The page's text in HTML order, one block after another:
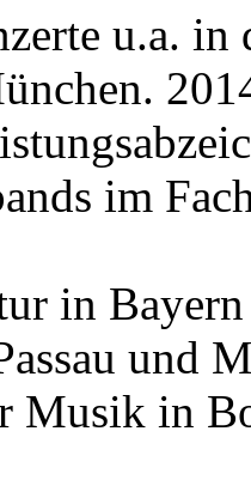
u.a.
im
in
und
Musik in